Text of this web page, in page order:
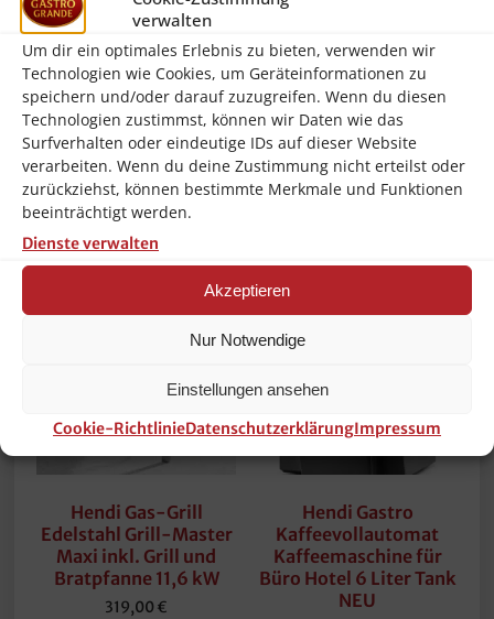
verwalten
Um dir ein optimales Erlebnis zu bieten, verwenden wir
Technologien wie Cookies, um Geräteinformationen zu
speichern und/oder darauf zuzugreifen. Wenn du diesen
Technologien zustimmst, können wir Daten wie das
Surfverhalten oder eindeutige IDs auf dieser Website
verarbeiten. Wenn du deine Zustimmung nicht erteilst oder
zurückziehst, können bestimmte Merkmale und Funktionen
beeinträchtigt werden.
Dienste verwalten
Akzeptieren
Nur Notwendige
Einstellungen ansehen
Cookie-RichtlinieDatenschutzerklärungImpressum
Kann auf bis zu 190˚C eingestellt
werden
Das Heizelement kann zur einfachen
Reinigung herausgenommen werden
Lieferung ohne Stecker, für die Installation
wird ein Elektriker benötigt.
Ähnliche Produkte
Hendi Gas-Grill
Edelstahl Grill-Master
Maxi inkl. Grill und
Bratpfanne 11,6 kW
319,00 €
Hendi Gastro
Kaffeevollautomat
Kaffeemaschine für
Büro Hotel 6 Liter Tank
NEU